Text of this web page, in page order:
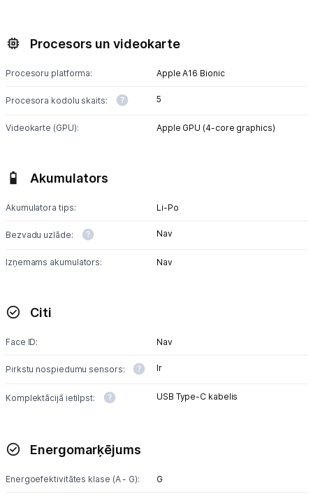
Procesors un videokarte
Procesoru platforma: Apple A16 Bionic
Procesora kodolu skaits: 5
Videokarte (GPU): Apple GPU (4-core graphics)
Akumulators
Akumulatora tips: Li-Po
Bezvadu uzlāde: Nav
Izņemams akumulators: Nav
Citi
Face ID: Nav
Pirkstu nospiedumu sensors: Ir
Komplektācijā ietilpst: USB Type-C kabelis
Energomarķējums
Energoefektivitātes klase (A - G): G